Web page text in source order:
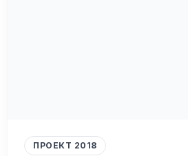
ПРОЕКТ 2018